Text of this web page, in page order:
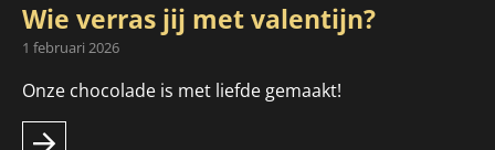
Wie verras jij met valentijn?
1 februari 2026
Onze chocolade is met liefde gemaakt!